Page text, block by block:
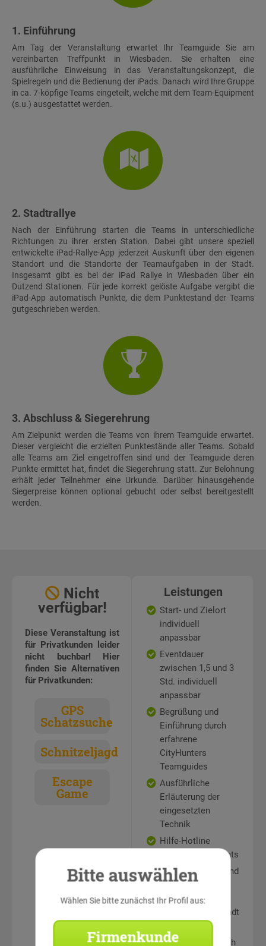
1. Einführung
Am Tag der Veranstaltung erwartet Ihr Teamguide Sie am
vereinbarten Treffpunkt in Wiesbaden. Sie erhalten eine
ausführliche Einweisung in das Veranstaltungskonzept, die
Spielregeln und die Bedienung der iPads. Danach wird Ihre Gruppe
in ca. 7-köpfige Teams eingeteilt, welche mit dem Team-Equipment
(s.u.) ausgestattet werden.
2. Stadtrallye
Nach der Einführung starten die Teams in unterschiedliche
Richtungen zu ihrer ersten Station. Dabei gibt unsere speziell
entwickelte iPad-Rallye-App jederzeit Auskunft über den eigenen
Standort und die Standorte der Teamaufgaben in der Stadt.
Insgesamt gibt es bei der iPad Rallye in Wiesbaden über ein
Dutzend Stationen. Für jede korrekt gelöste Aufgabe vergibt die
iPad-App automatisch Punkte, die dem Punktestand der Teams
gutgeschrieben werden.
3. Abschluss & Siegerehrung
Am Zielpunkt werden die Teams von ihrem Teamguide erwartet.
Dieser vergleicht die erzielten Punktestände aller Teams. Sobald
alle Teams am Ziel eingetroffen sind und der Teamguide deren
Punkte ermittet hat, findet die Siegerehrung statt. Zur Belohnung
erhält jeder Teilnehmer eine Urkunde. Darüber hinausgehende
Siegerpreise können optional gebucht oder selbst bereitgestellt
werden.
Nicht
verfügbar!
Diese Veranstaltung ist
für Privatkunden leider
nicht buchbar! Hier
finden Sie Alternativen
für Privatkunden:
GPS
Schatzsuche
Schnitzeljagd
Escape
Game
Leistungen
Start- und Zielort
individuell
anpassbar
Eventdauer
zwischen 1,5 und 3
Std. individuell
anpassbar
Begrüßung und
Einführung durch
erfahrene
CityHunters
Teamguides
Ausführliche
Erläuterung der
eingesetzten
Technik
Hilfe-Hotline
während des Events
Rätselstationen und
Teamaufgaben an
sehenswerten
Punkten in der Stadt
Auswertung und
Siegerehrung durch
Bitte auswählen
Wählen Sie bitte zunächst Ihr Profil aus:
Firmenkunde